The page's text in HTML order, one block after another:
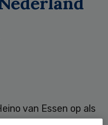
van Essen op als